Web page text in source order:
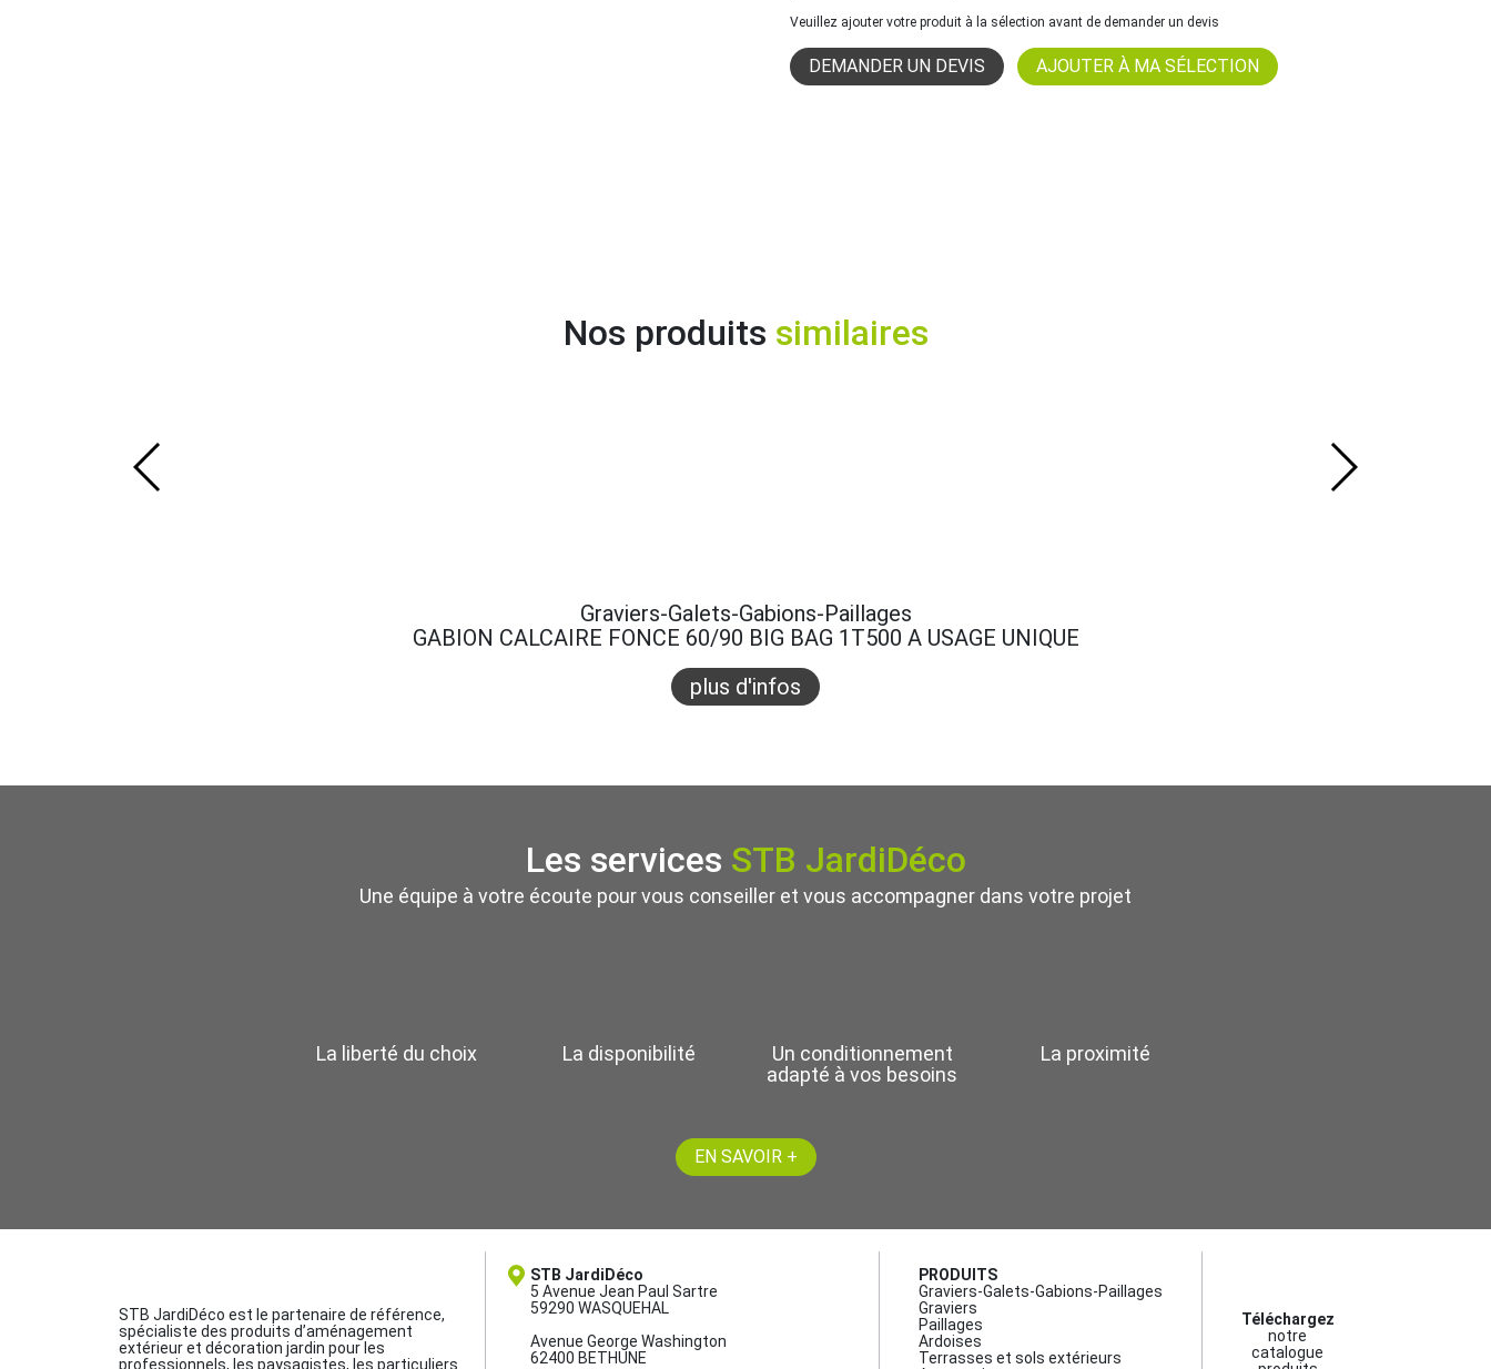
Veuillez ajouter votre produit à la sélection avant de demander un devis
DEMANDER UN DEVIS
Nos produits similaires
Graviers-Galets-Gabions-Paillages
GABION CALCAIRE FONCE 60/90 BIG BAG 1T500 A USAGE UNIQUE
plus d'infos
Les services STB JardiDéco
Une équipe à votre écoute pour vous conseiller et vous accompagner dans votre projet
La liberté du choix La disponibilité
Un conditionnement
adapté à vos besoins
La proximité
EN SAVOIR +
STB JardiDéco est le partenaire de référence,
spécialiste des produits d’aménagement
extérieur et décoration jardin pour les
professionnels, les paysagistes, les particuliers
STB JardiDéco
5 Avenue Jean Paul Sartre
59290 WASQUEHAL
Avenue George Washington
62400 BETHUNE
PRODUITS
Graviers-Galets-Gabions-Paillages
Graviers
Paillages
Ardoises
Terrasses et sols extérieurs
Téléchargez
notre
catalogue